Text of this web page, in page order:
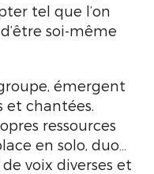
tel que l’on
soi-même
émergent
et chantées.
ressources
en solo, duo…
voix diverses et